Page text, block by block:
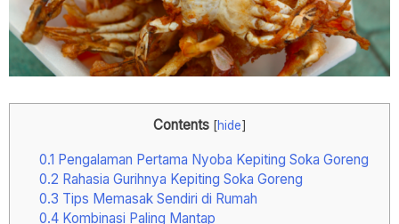
Contents [hide]
0.1 Pengalaman Pertama Nyoba Kepiting Soka Goreng
0.2 Rahasia Gurihnya Kepiting Soka Goreng
0.3 Tips Memasak Sendiri di Rumah
0.4Kombinasi Paling Mantap